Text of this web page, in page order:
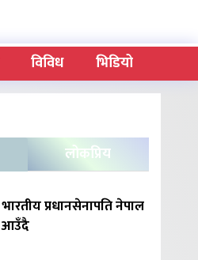
विविध भिडियो
लोकप्रिय
भारतीय प्रधानसेनापति नेपाल
आउँदै